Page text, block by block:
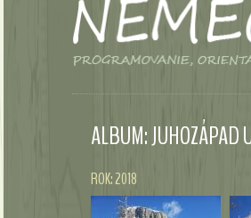
ALBUM: JUHOZÁPAD
ROK: 2018